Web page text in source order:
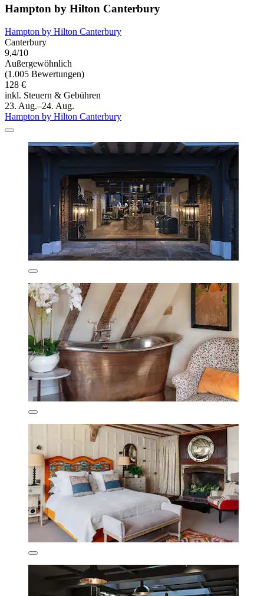
Hampton by Hilton Canterbury
Hampton by Hilton Canterbury
Canterbury
9,4/10
Außergewöhnlich
(1.005 Bewertungen)
128 €
inkl. Steuern & Gebühren
23. Aug.–24. Aug.
Hampton by Hilton Canterbury